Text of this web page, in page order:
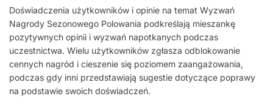
Doświadczenia użytkowników i opinie na temat Wyzwań
Nagrody Sezonowego Polowania podkreślają mieszankę
pozytywnych opinii i wyzwań napotkanych podczas
uczestnictwa. Wielu użytkowników zgłasza odblokowanie
cennych nagród i cieszenie się poziomem zaangażowania,
podczas gdy inni przedstawiają sugestie dotyczące poprawy
na podstawie swoich doświadczeń.